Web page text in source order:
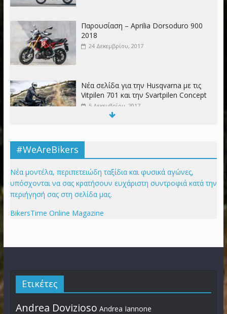
Παρουσίαση – Aprilia Dorsoduro 900
2018
24 Δεκεμβρίου, 2017
Νέα σελίδα για την Husqvarna με τις
Vitpilen 701 και την Svartpilen Concept
5 Δεκεμβρίου, 2017
2 Δεκεμβρίου, 2017
#WeAreBikers
Νέα μοντέλα, περιπετειώδη ταξίδια και φυσικά αγώνες,
υπόσχονται να σας κρατήσουν ευχάριστη συντροφιά κατά την
περιήγησή σας στη σελίδα μας.
BikersTime Online Magazine
Ετικέτες
Andrea Dovizioso Andrea Iannone